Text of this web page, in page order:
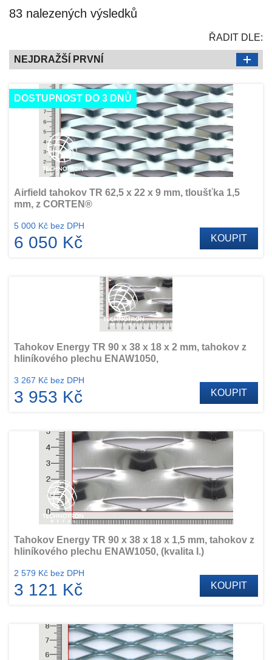
83 nalezených výsledků
ŘADIT DLE:
NEJDRAŽŠÍ PRVNÍ
DOSTUPNOST DO 3 DNŮ
Airfield tahokov TR 62,5 x 22 x 9 mm, tloušťka 1,5
mm, z CORTEN®
5 000 Kč bez DPH
6 050 Kč KOUPIT
Tahokov Energy TR 90 x 38 x 18 x 2 mm, tahokov z
hliníkového plechu ENAW1050,
3 267 Kč bez DPH
3 953 Kč KOUPIT
Tahokov Energy TR 90 x 38 x 18 x 1,5 mm, tahokov z
hliníkového plechu ENAW1050, (kvalita I.)
2 579 Kč bez DPH
3 121 Kč KOUPIT